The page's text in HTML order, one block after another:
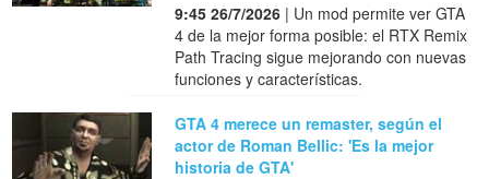
9:45 26/7/2026 | Un mod permite ver GTA
4 de la mejor forma posible: el RTX Remix
Path Tracing sigue mejorando con nuevas
funciones y características.
GTA 4 merece un remaster, según el
actor de Roman Bellic: 'Es la mejor
historia de GTA'